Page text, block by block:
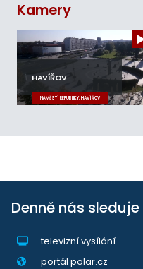
Kamery
HAVÍŘOV
NÁMĚSTÍ REPUBLIKY, HAVÍŘOV
Denně nás sleduje
televizní vysílání
portál polar.cz